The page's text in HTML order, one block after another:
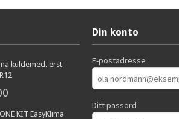
kuldemed. erst
KIT EasyKlima
Din konto
E-postadresse
Ditt passord